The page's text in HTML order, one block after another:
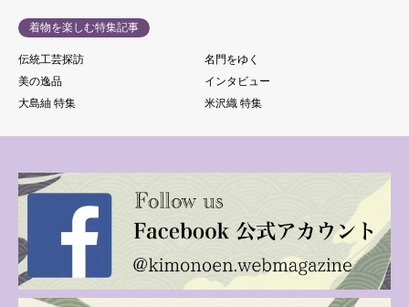
着物を楽しむ特集記事
伝統工芸探訪
名門をゆく
美の逸品
インタビュー
大島紬 特集
米沢織 特集